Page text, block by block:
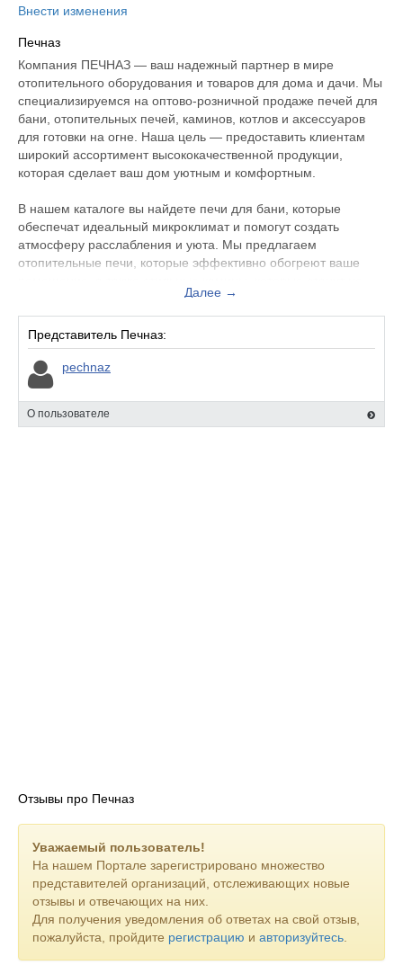
Внести изменения
Печназ
Компания ПЕЧНАЗ — ваш надежный партнер в мире
отопительного оборудования и товаров для дома и дачи. Мы
специализируемся на оптово-розничной продаже печей для
бани, отопительных печей, каминов, котлов и аксессуаров
для готовки на огне. Наша цель — предоставить клиентам
широкий ассортимент высококачественной продукции,
которая сделает ваш дом уютным и комфортным.
В нашем каталоге вы найдете печи для бани, которые
обеспечат идеальный микроклимат и помогут создать
атмосферу расслабления и уюта. Мы предлагаем
отопительные печи, которые эффективно обогреют ваше
только источником тепла, но и украшением вашего
интерьера.
Кроме того, мы предлагаем котлы, которые обеспечивают
надежное и экономичное отопление, а также товары для
готовки на огне, которые позволят вам наслаждаться
вкусными блюдами на свежем воздухе.
Далее →
Представитель Печназ:
pechnaz
О пользователе
Отзывы про Печназ
Уважаемый пользователь!
На нашем Портале зарегистрировано множество
представителей организаций, отслеживающих новые
отзывы и отвечающих на них.
Для получения уведомления об ответах на свой отзыв,
пожалуйста, пройдите регистрацию и авторизуйтесь